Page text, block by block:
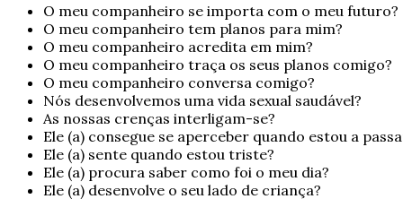
O meu companheiro se importa com o meu futuro?
O meu companheiro tem planos para mim?
O meu companheiro acredita em mim?
O meu companheiro traça os seus planos comigo?
O meu companheiro conversa comigo?
Nós desenvolvemos uma vida sexual saudável?
As nossas crenças interligam-se?
Ele (a) consegue se aperceber quando estou a
Ele (a) sente quando estou triste?
Ele (a) procura saber como foi o meu dia?
Ele (a) desenvolve o seu lado de criança?